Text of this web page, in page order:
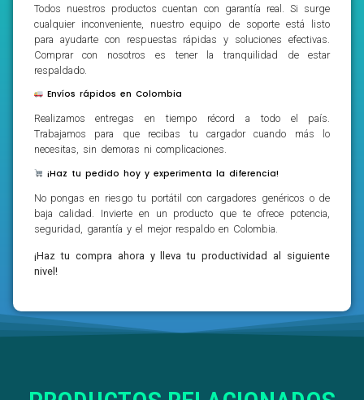
Todos nuestros productos cuentan con garantía real. Si surge
cualquier inconveniente, nuestro equipo de soporte está listo
para ayudarte con respuestas rápidas y soluciones efectivas.
Comprar con nosotros es tener la tranquilidad de estar
respaldado.
Envíos rápidos en Colombia
Realizamos entregas en tiempo récord a todo el país.
Trabajamos para que recibas tu cargador cuando más lo
necesitas, sin demoras ni complicaciones.
¡Haz tu pedido hoy y experimenta la diferencia!
No pongas en riesgo tu portátil con cargadores genéricos o de
baja calidad. Invierte en un producto que te ofrece potencia,
seguridad, garantía y el mejor respaldo en Colombia.
¡Haz tu compra ahora y lleva tu productividad al siguiente
nivel!